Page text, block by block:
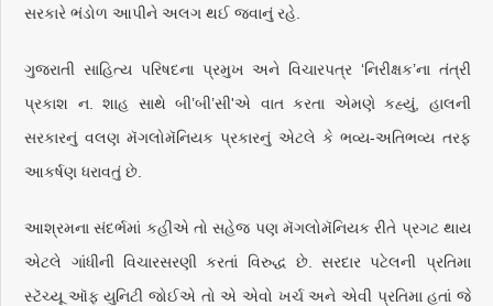
સરકારે ભંડોળ આપીને અલગ થઈ જવાનું રહે.
ગુજરાતી સાહિત્ય પરિષદના પ્રમુખ અને વિચારપત્ર ‘નિરીક્ષક’ના તંત્રી
પ્રકાશ ન. શાહ સાથે બી’બી’સી'એ વાત કરતા એમણે કહ્યું, હાલની
સરકારનું વલણ મૅગલોમૅનિયક પ્રકારનું એટલે કે ભવ્ય-અતિભવ્ય તરફ
આકર્ષણ ધરાવતું છે.
આશ્રમના સંદર્ભમાં કહીએ તો સહેજ પણ મૅગલોમૅનિયક રીતે પ્રગટ થાય
એટલે ગાંધીની વિચારસરણી કરતાં વિરુદ્ધ છે. સરદાર પટેલની પ્રતિમા
સ્ટૅચ્યૂ ઑફ યુનિટી જોઈએ તો એ એવો ખર્ચ અને એવી પ્રતિમા હતાં જે